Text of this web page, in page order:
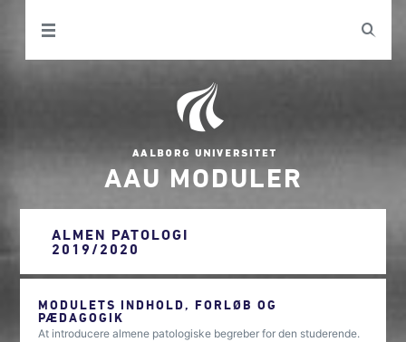
AAU MODULER
ALMEN PATOLOGI
2019/2020
MODULETS INDHOLD, FORLØB OG
PÆDAGOGIK
At introducere almene patologiske begreber for den studerende.